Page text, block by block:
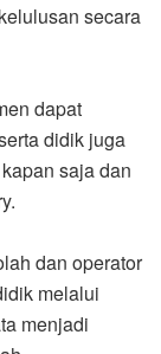
secara
dapat
didik juga
saja dan
dan operator
melalui
menjadi